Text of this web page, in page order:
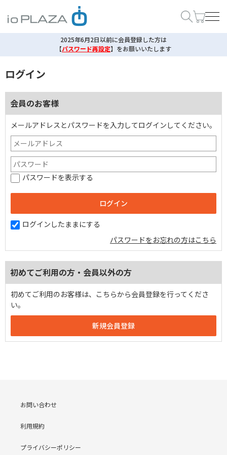
2025年6月2日以前に会員登録した方は
【パスワード再設定】 をお願いいたします
ログイン
会員のお客様
メールアドレスとパスワードを入力してログインしてください。
パスワードを表示する
ログインしたままにする
パスワードをお忘れの方はこちら
初めてご利用の方・会員以外の方
初めてご利用のお客様は、こちらから会員登録を行ってくださ
い。
お問い合わせ
利用規約
プライバシーポリシー